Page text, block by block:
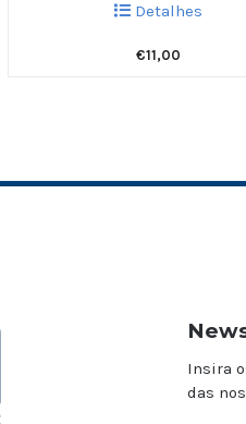
Detalhes
€11,00
Insira
das